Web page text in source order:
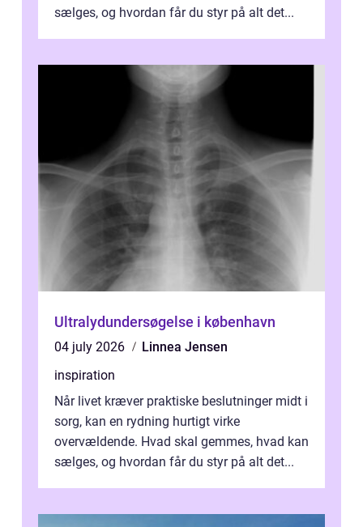
sælges, og hvordan får du styr på alt det...
Ultralydundersøgelse i københavn
04 july 2026
Linnea Jensen
inspiration
Når livet kræver praktiske beslutninger midt i
sorg, kan en rydning hurtigt virke
overvældende. Hvad skal gemmes, hvad kan
sælges, og hvordan får du styr på alt det...